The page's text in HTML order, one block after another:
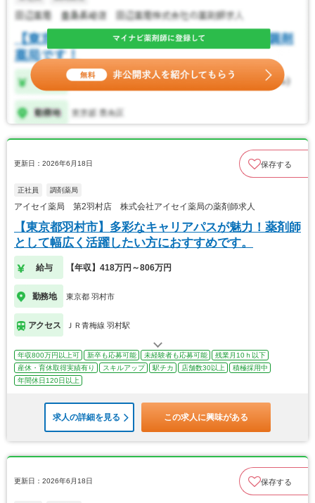
更新日：2026年6月18日 保存する
正社員 調剤薬局
アイセイ薬局 第2羽村店 株式会社アイセイ薬局の薬剤師求人
【東京都羽村市】多彩なキャリアパスが魅力！薬剤師
として幅広く活躍したい方におすすめです。
給与 【年収】418万円～806万円
勤務地 東京都 羽村市
アクセス ＪＲ青梅線 羽村駅
年収800万円以上可 新卒も応募可能 未経験者も応募可能
残業月10ｈ以下
産休・育休取得実績有り
スキルアップ 駅チカ 店舗数30以上
積極採用中
年間休日120日以上
求人の詳細を見る この求人に興味がある
更新日：2026年6月18日 保存する